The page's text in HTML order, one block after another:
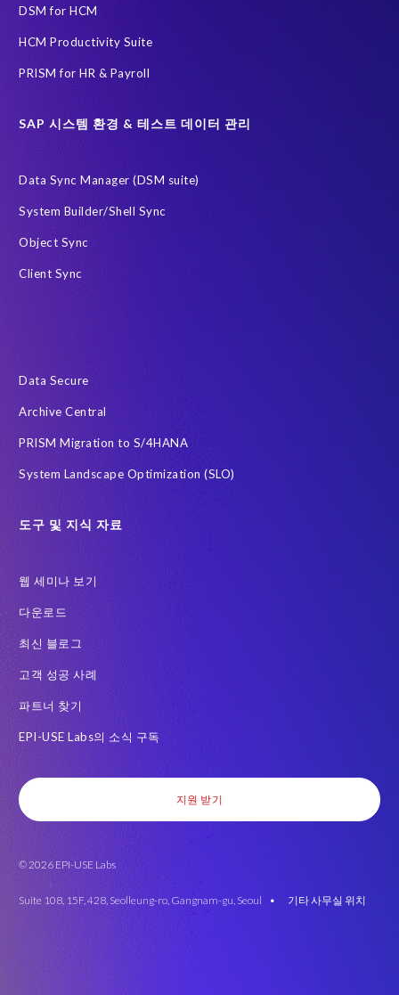
어떻게 도와드릴까요?
EPI-USE Labs로부터 소식을 받고 싶습니다.
EPI-USE Labs는 귀하의 개인 정보를 보호하는
다. 언제든지 이러한 커뮤니케이션을 수신 거부할 수 있습니다.
DSM for HCM
HCM Productivity Suite
PRISM for HR & Payroll
SAP 시스템 환경 & 테스트 데이터 관리
Data Sync Manager (DSM suite)
System Builder/Shell Sync
Object Sync
Client Sync
Data Secure
Archive Central
PRISM Migration to S/4HANA
System Landscape Optimization (SLO)
도구 및 지식 자료
웹 세미나 보기
다운로드
최신 블로그
고객 성공 사례
파트너 찾기
EPI-USE Labs의 소식 구독
지원 받기
© 2026 EPI-USE Labs
Suite 108, 15F, 428, Seolleung-ro, Gangnam-gu, Seoul • 기타 사무실 위치